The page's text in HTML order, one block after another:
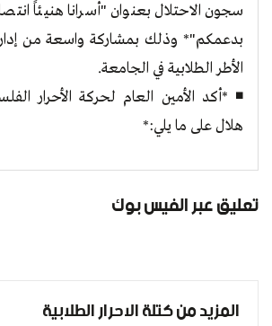
سجون الاحتلال بعنوان "أسرانا هنيئاً
بدعمكم"* وذلك بمشاركة واسعة من
الأطر الطلابية في الجامعة.
◾ *أكد الأمين العام لحركة الأحرار
هلال على ما يلي:*
تعليق عبر الفيس بوك
المزيد من كتلة الاحرار الطلابية